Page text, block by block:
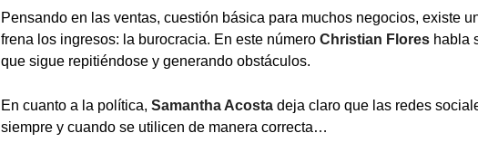
Pensando en las ventas, cuestión básica para muchos negocios, existe
frena los ingresos: la burocracia. En este número Christian Flores habla
que sigue repitiéndose y generando obstáculos.
En cuanto a la política, Samantha Acosta deja claro que las redes
siempre y cuando se utilicen de manera correcta…